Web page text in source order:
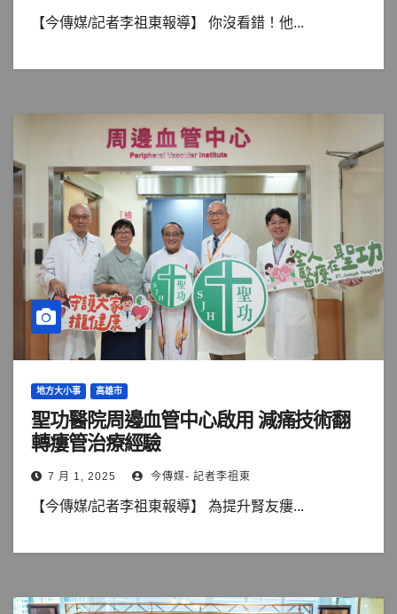
【今傳媒/記者李祖東報導】 你沒看錯！他...
地方大小事 高雄市
聖功醫院周邊血管中心啟用 減痛技術翻
轉瘻管治療經驗
7 月 1, 2025 今傳媒- 記者李祖東
【今傳媒/記者李祖東報導】 為提升腎友瘻...